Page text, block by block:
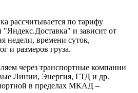
рассчитывается по тарифу
"Яндекс.Доставка" и зависит от
недели, времени суток,
и размеров груза.
через транспортные компании
Линии, Энергия, ГТД и др.
в пределах МКАД –